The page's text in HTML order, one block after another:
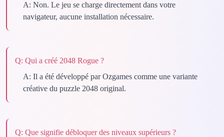
A: Non. Le jeu se charge directement dans votre
navigateur, aucune installation nécessaire.
Q: Qui a créé 2048 Rogue ?
A: Il a été développé par Ozgames comme une variante
créative du puzzle 2048 original.
Q: Que signifie débloquer des niveaux supérieurs ?